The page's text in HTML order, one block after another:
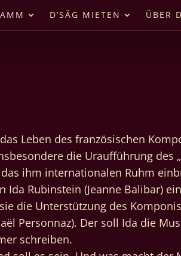
D’SÄG MIETEN ÜBER
Leben des französischen
die Uraufführung des
das ihm internationalen Ruhm
Ida Rubinstein (Jeanne Balibar)
die Unterstützung des
Personnaz). Der soll Ida die
schreiben.